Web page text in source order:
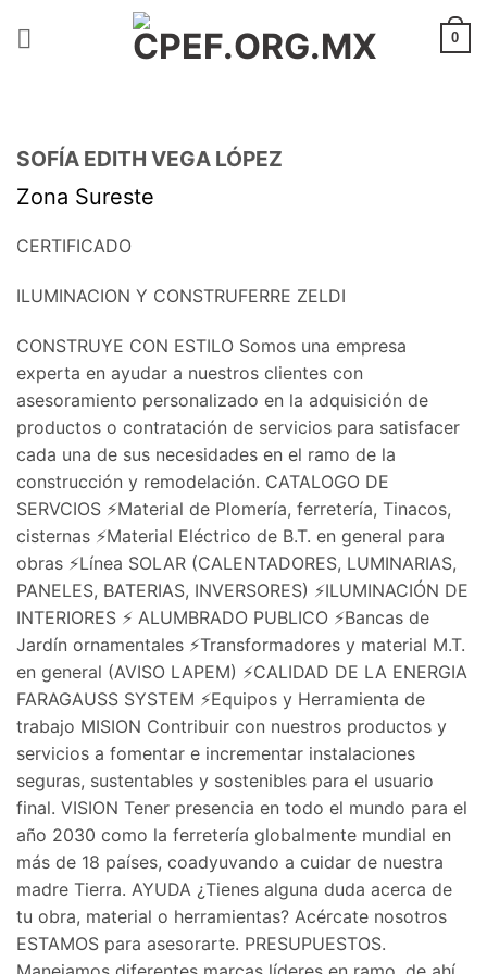
0
SOFÍA EDITH VEGA LÓPEZ
Zona Sureste
CERTIFICADO
ILUMINACION Y CONSTRUFERRE ZELDI
CONSTRUYE CON ESTILO Somos una empresa
experta en ayudar a nuestros clientes con
asesoramiento personalizado en la adquisición de
productos o contratación de servicios para satisfacer
cada una de sus necesidades en el ramo de la
construcción y remodelación. CATALOGO DE
SERVCIOS ⚡Material de Plomería, ferretería, Tinacos,
cisternas ⚡Material Eléctrico de B.T. en general para
obras ⚡Línea SOLAR (CALENTADORES, LUMINARIAS,
PANELES, BATERIAS, INVERSORES) ⚡ILUMINACIÓN DE
INTERIORES ⚡ ALUMBRADO PUBLICO ⚡Bancas de
Jardín ornamentales ⚡Transformadores y material M.T.
en general (AVISO LAPEM) ⚡CALIDAD DE LA ENERGIA
FARAGAUSS SYSTEM ⚡Equipos y Herramienta de
trabajo MISION Contribuir con nuestros productos y
servicios a fomentar e incrementar instalaciones
seguras, sustentables y sostenibles para el usuario
final. VISION Tener presencia en todo el mundo para el
año 2030 como la ferretería globalmente mundial en
más de 18 países, coadyuvando a cuidar de nuestra
madre Tierra. AYUDA ¿Tienes alguna duda acerca de
tu obra, material o herramientas? Acércate nosotros
ESTAMOS para asesorarte. PRESUPUESTOS.